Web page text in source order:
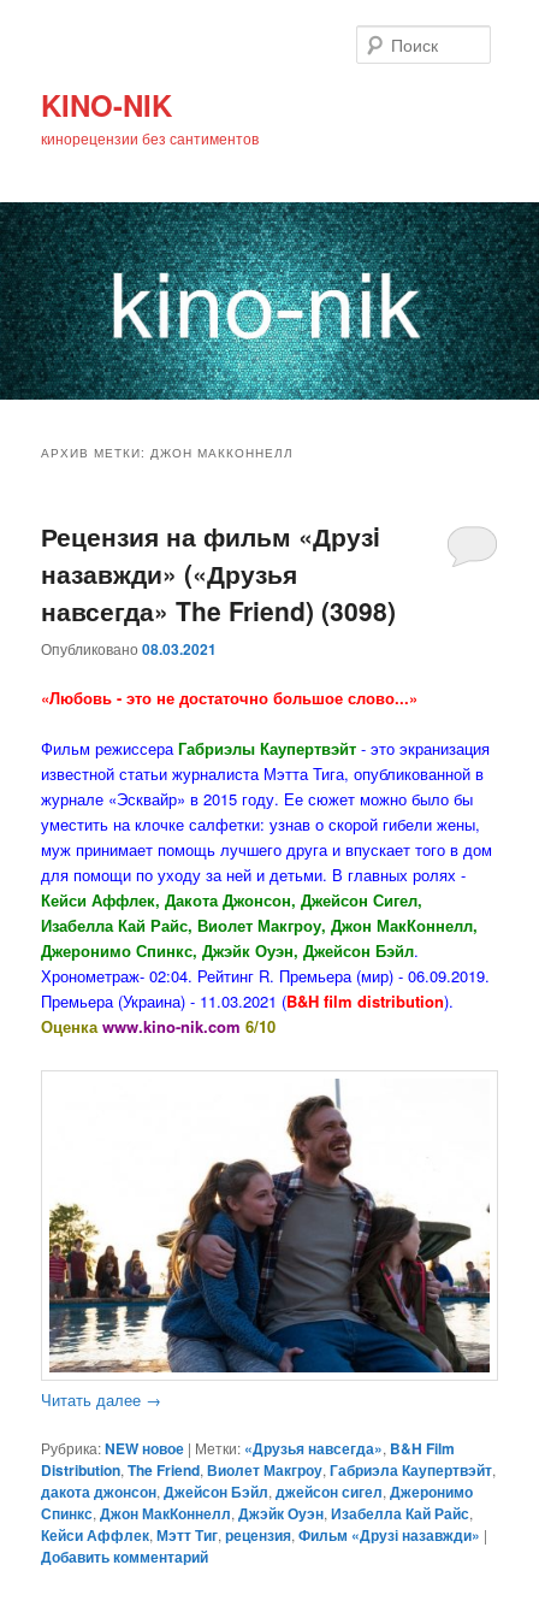
KINO-NIK
кинорецензии без сантиментов
основному
содержимому
дополнительному
содержимому
АРХИВ МЕТКИ:ДЖОН МАККОННЕЛЛ
Рецензия на фильм «Друзi
назавжди» («Друзья
навсегда» The Friend) (3098)
Опубликовано08.03.2021
«Любовь - это не достаточно большое слово...»
Фильм режиссераГабриэлы Каупертвэйт - это экранизация
известной статьи журналиста Мэтта Тига, опубликованной в
журнале «Эсквайр» в 2015 году. Ее сюжет можно было бы
уместить на клочке салфетки: узнав о скорой гибели жены,
муж принимает помощь лучшего друга и впускает того в дом
для помощи по уходу за ней и детьми. В главных ролях -
Кейси Аффлек, Дакота Джонсон, Джейсон Сигел,
Изабелла Кай Райс, Виолет Макгроу, Джон МакКоннелл,
Джеронимо Спинкс, Джэйк Оуэн, Джейсон Бэйл.
Хронометраж- 02:04. Рейтинг R. Премьера (мир) - 06.09.2019.
Премьера (Украина) - 11.03.2021 (B&H film distribution).
Оценкаwww.kino-nik.com 6/10
Читать далее →
Рубрика:NEW новое | Метки: «Друзья навсегда», B&H Film
Distribution,The Friend,Виолет Макгроу,Габриэла Каупертвэйт,
дакота джонсон,Джейсон Бэйл,джейсон сигел,Джеронимо
Спинкс,Джон МакКоннелл,Джэйк Оуэн,Изабелла Кай Райс,
Кейси Аффлек,Мэтт Тиг,рецензия,Фильм «Друзі назавжди» |
Добавить комментарий